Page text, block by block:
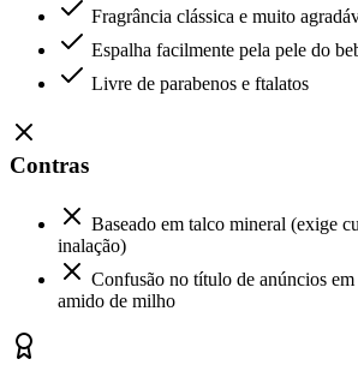
Fragrância clássica e muito
Espalha facilmente pela pele do
Livre de parabenos e ftalatos
Contras
Baseado em talco mineral (exige
inalação)
Confusão no título de anúncios
amido de milho